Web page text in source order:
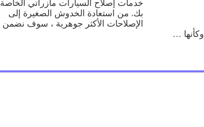
المساعدة
على
الطريق
خدمات إصلاح السيارات مازراتي الخاصة
بك. من استعادة الخدوش الصغيرة إلى
الإصلاحات الأكثر جوهرية ، سوف نضمن
…